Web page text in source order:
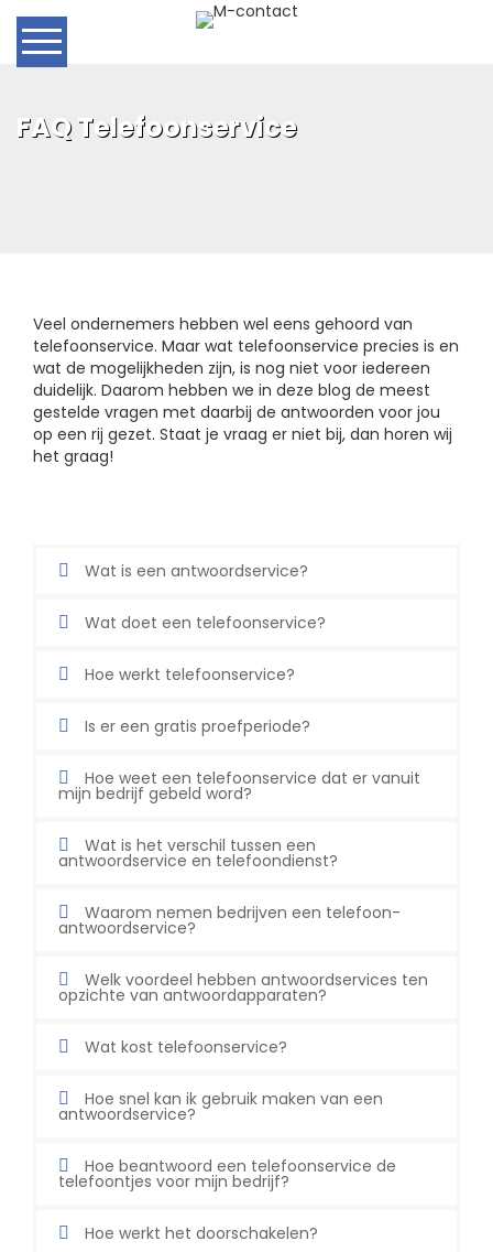
2 weken gratis
FAQ Telefoonservice
Veel ondernemers hebben wel eens gehoord van
telefoonservice. Maar wat telefoonservice precies is en
wat de mogelijkheden zijn, is nog niet voor iedereen
duidelijk. Daarom hebben we in deze blog de meest
gestelde vragen met daarbij de antwoorden voor jou
op een rij gezet. Staat je vraag er niet bij, dan horen wij
het graag!
Wat is een antwoordservice?
Wat doet een telefoonservice?
Hoe werkt telefoonservice?
Is er een gratis proefperiode?
Hoe weet een telefoonservice dat er vanuit
mijn bedrijf gebeld word?
Wat is het verschil tussen een
antwoordservice en telefoondienst?
Waarom nemen bedrijven een telefoon-
antwoordservice?
Welk voordeel hebben antwoordservices ten
opzichte van antwoordapparaten?
Wat kost telefoonservice?
Hoe snel kan ik gebruik maken van een
antwoordservice?
Hoe beantwoord een telefoonservice de
telefoontjes voor mijn bedrijf?
Hoe werkt het doorschakelen?